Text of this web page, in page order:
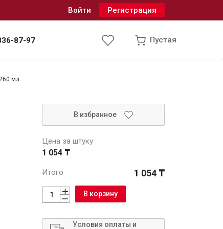
мл
В избранное
Цена за штуку
1 054 ₸
Итого 1 054 ₸
В корзину
Условия оплаты и
Войти Регистрация
87-97 Пустая
и водоотведение